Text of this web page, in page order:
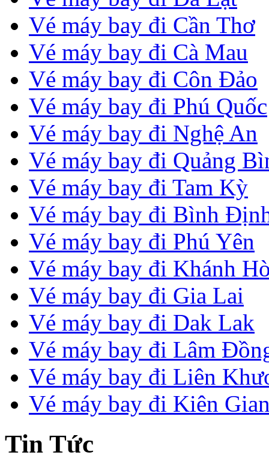
Vé máy bay đi Cần Thơ
Vé máy bay đi Cà Mau
Vé máy bay đi Côn Đảo
Vé máy bay đi Phú Quốc
Vé máy bay đi Nghệ An
Vé máy bay đi Quảng
Vé máy bay đi Tam Kỳ
Vé máy bay đi Bình
Vé máy bay đi Phú Yên
Vé máy bay đi Khánh
Vé máy bay đi Gia Lai
Vé máy bay đi Dak Lak
Vé máy bay đi Lâm
Vé máy bay đi Liên
Vé máy bay đi Kiên
Tin Tức